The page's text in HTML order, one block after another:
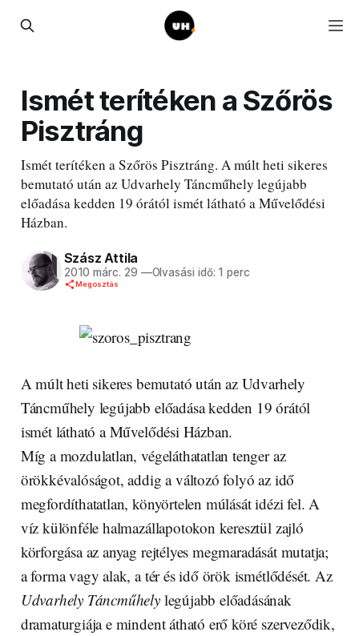
Ismét terítéken a Szőrös
Pisztráng
Ismét terítéken a Szőrös Pisztráng. A múlt heti sikeres
bemutató után az Udvarhely Táncműhely legújabb
előadása kedden 19 órától ismét látható a Művelődési
Házban.
Szász Attila
2010 márc. 29 —Olvasási idő: 1 perc
Megosztás
A múlt heti sikeres bemutató után az Udvarhely
Táncműhely legújabb előadása kedden 19 órától
ismét látható a Művelődési Házban.
Míg a mozdulatlan, végeláthatatlan tenger az
örökkévalóságot, addig a változó folyó az idő
megfordíthatatlan, könyörtelen múlását idézi fel. A
víz különféle halmazállapotokon keresztül zajló
körforgása az anyag rejtélyes megmaradását mutatja;
a forma vagy alak, a tér és idő örök ismétlődését. Az
Udvarhely Táncműhely legújabb előadásának
dramaturgiája e mindent átható erő köré szerveződik,